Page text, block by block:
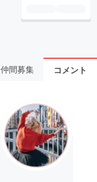
仲間募集 コメント